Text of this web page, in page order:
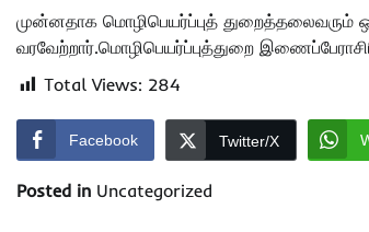
முன்னதாக மொழிபெயர்ப்புத் துறைத்தலைவரும்
வரவேற்றார்.மொழிபெயர்ப்புத்துறை
Total Views: 284
Facebook Twitter/X
Posted in Uncategorized